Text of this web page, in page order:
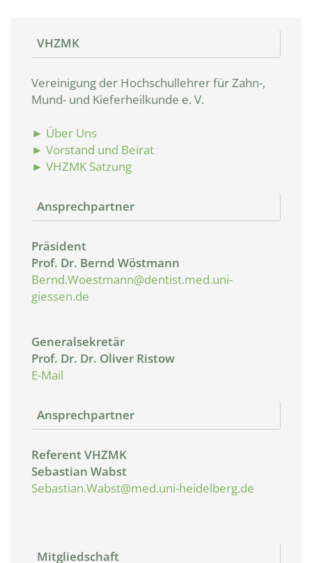
VHZMK
Vereinigung der Hochschullehrer für Zahn-,
Mund- und Kieferheilkunde e. V.
► Über Uns
► Vorstand und Beirat
► VHZMK Satzung
Ansprechpartner
Präsident
Prof. Dr. Bernd Wöstmann
Bernd.Woestmann@dentist.med.uni-
giessen.de
Generalsekretär
Prof. Dr. Dr. Oliver Ristow
E-Mail
Ansprechpartner
Referent VHZMK
Sebastian Wabst
Sebastian.Wabst@med.uni-heidelberg.de
Mitgliedschaft